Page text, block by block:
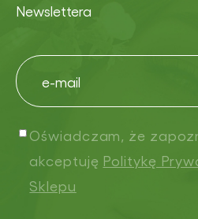
Newslettera
Oświadczam, że
akceptuję Politykę
Sklepu